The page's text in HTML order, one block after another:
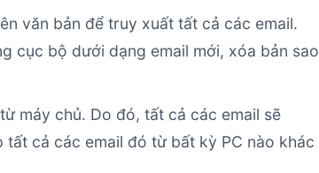
văn bản để truy xuất tất cả các email.
cục bộ dưới dạng email mới, xóa bản sao
​​máy chủ. Do đó, tất cả các email sẽ
cả các email đó từ bất kỳ PC nào khác